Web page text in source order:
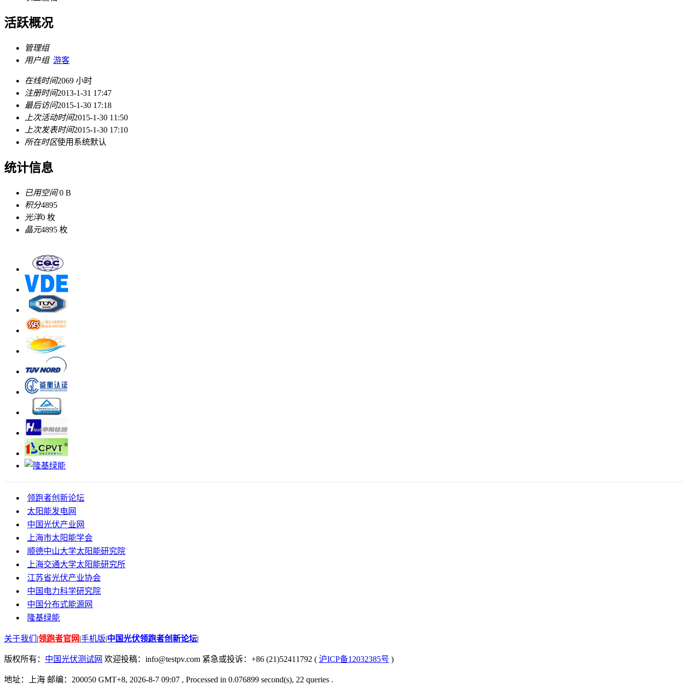
活跃概况
管理组
用户组 游客
在线时间2069 小时
注册时间2013-1-31 17:47
最后访问2015-1-30 17:18
上次活动时间2015-1-30 11:50
上次发表时间2015-1-30 17:10
所在时区使用系统默认
统计信息
已用空间0 B
积分4895
光洋0 枚
晶元4895 枚
领跑者创新论坛
太阳能发电网
中国光伏产业网
上海市太阳能学会
顺德中山大学太阳能研究院
上海交通大学太阳能研究所
江苏省光伏产业协会
中国电力科学研究院
中国分布式能源网
隆基绿能
关于我们 |领跑者官网|手机版|中国光伏领跑者创新论坛|
版权所有： 中国光伏测试网 欢迎投稿：info@testpv.com 紧急或投诉：+86 (21)52411792 ( 沪ICP备12032385号 )
地址：上海 邮编：200050 GMT+8, 2026-8-7 09:07 , Processed in 0.076899 second(s), 22 queries .